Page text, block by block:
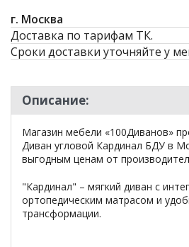
г. Москва
Доставка по тарифам ТК.
Сроки доставки уточняйте у
Описание:
Магазин мебели «100Диванов»
Диван угловой Кардинал БДУ в
выгодным ценам от
"Кардинал" – мягкий диван с
ортопедическим матрасом и
трансформации.